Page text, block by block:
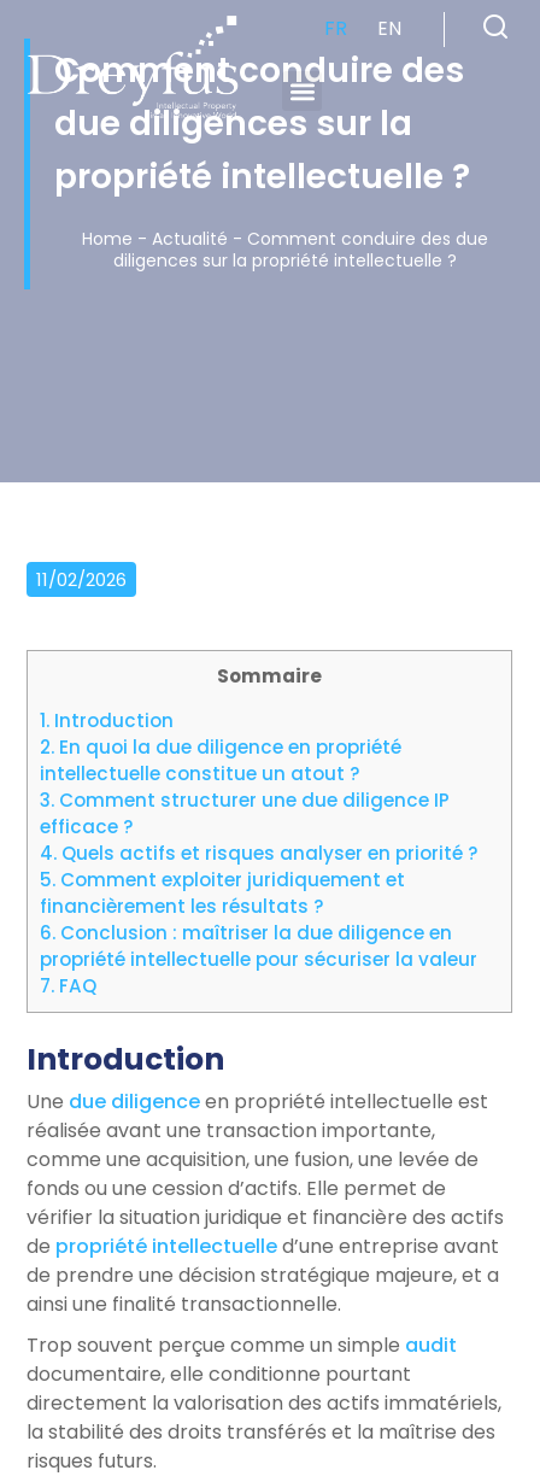
FR EN
Comment conduire des
due diligences sur la
propriété intellectuelle ?
Home - Actualité - Comment conduire des due
diligences sur la propriété intellectuelle ?
11/02/2026
Sommaire
1. Introduction
2. En quoi la due diligence en propriété
intellectuelle constitue un atout ?
3. Comment structurer une due diligence IP
efficace ?
4. Quels actifs et risques analyser en priorité ?
5. Comment exploiter juridiquement et
financièrement les résultats ?
6. Conclusion : maîtriser la due diligence en
propriété intellectuelle pour sécuriser la valeur
7. FAQ
Introduction
Une due diligenceen propriété intellectuelle est
réalisée avant une transaction importante,
comme une acquisition, une fusion, une levée de
fonds ou une cession d’actifs. Elle permet de
vérifier la situation juridique et financière des actifs
de propriété intellectuelled’une entreprise avant
de prendre une décision stratégique majeure, et a
ainsi une finalité transactionnelle.
Trop souvent perçue comme un simple audit
documentaire, elle conditionne pourtant
directement la valorisation des actifs immatériels,
la stabilité des droits transférés et la maîtrise des
risques futurs.